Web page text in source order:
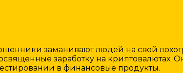
заманивают людей на свой
заработку на криптовалютах.
в финансовые продукты.